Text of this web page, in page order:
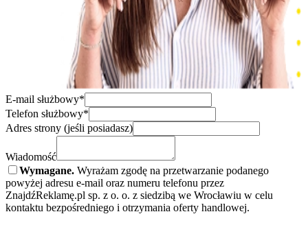
E-mail służbowy*
Telefon służbowy*
Adres strony (jeśli posiadasz)
Wiadomość
Wymagane. Wyrażam zgodę na przetwarzanie podanego
powyżej adresu e-mail oraz numeru telefonu przez
ZnajdźReklamę.pl sp. z o. o. z siedzibą we Wrocławiu w celu
kontaktu bezpośredniego i otrzymania oferty handlowej.